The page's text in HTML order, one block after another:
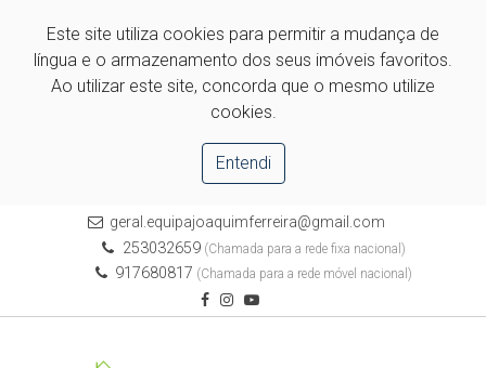
Este site utiliza cookies para permitir a mudança de
língua e o armazenamento dos seus imóveis favoritos.
Ao utilizar este site, concorda que o mesmo utilize
cookies.
Entendi
geral.equipajoaquimferreira@gmail.com
253032659(Chamada para a rede fixa nacional)
917680817 (Chamada para a rede móvel nacional)